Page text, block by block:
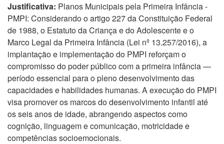
Justificativa: Planos Municipais pela Primeira Infância -
PMPI: Considerando o artigo 227 da Constituição Federal
de 1988, o Estatuto da Criança e do Adolescente e o
Marco Legal da Primeira Infância (Lei nº 13.257/2016), a
implantação e implementação do PMPI reforçam o
compromisso do poder público com a primeira infância —
período essencial para o pleno desenvolvimento das
capacidades e habilidades humanas. A execução do PMPI
visa promover os marcos do desenvolvimento infantil até
os seis anos de idade, abrangendo aspectos como
cognição, linguagem e comunicação, motricidade e
competências socioemocionais.